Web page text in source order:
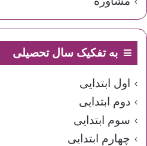
به تفکیک سال تحصیلی
اول ابتدایی
دوم ابتدایی
سوم ابتدایی
چهارم ابتدایی